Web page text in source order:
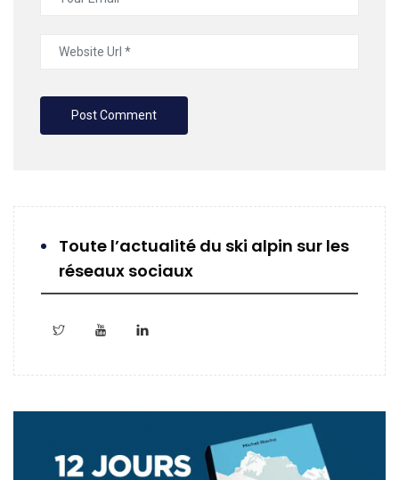
Toute l’actualité du ski alpin sur les
réseaux sociaux